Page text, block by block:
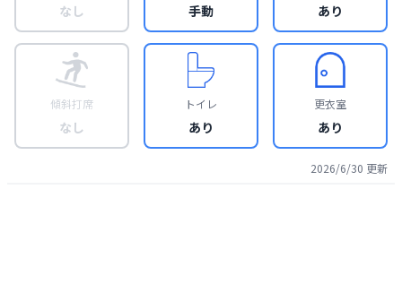
なし 手動 あり
傾斜打席
なし
トイレ
あり
更衣室
あり
2026/6/30 更新